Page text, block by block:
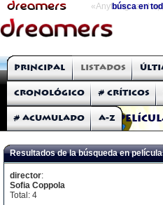
«Anything can
búsca en
THE DREAMERS
Críticas: Películas
Principal Listados
Cronológico # Críticos
# Acumulado A-Z
Resultados de la búsqueda en
director:
Sofia Coppola
Total: 4